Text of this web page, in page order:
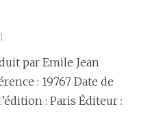
par Emile Jean
: 19767 Date de
: Paris Éditeur :